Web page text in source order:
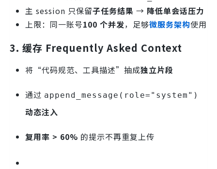
主 session 只保留子任务结果 → 降低单会话压力
上限：同一账号100 个并发，足够微服务架构使用
3. 缓存 Frequently Asked Context
将“代码规范、工具描述”抽成独立片段
通过 append_message(role="system")
动态注入
复用率 > 60% 的提示不再重复上传